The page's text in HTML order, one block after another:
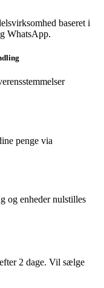
baseret i
WhatsApp.
penge via
og enheder nulstilles
2 dage. Vil sælge